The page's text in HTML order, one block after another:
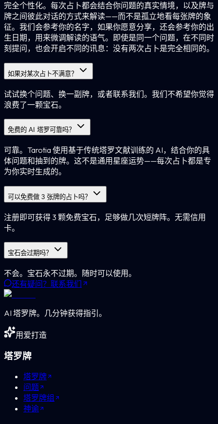
完全个性化。每次占卜都会结合你问题的真实情境，以及牌与
牌之间彼此对话的方式来解读——而不是孤立地看每张牌的象
征。我们会参考你的名字，如果你愿意分享，还会参考你的出
生日期，用来微调解读的语气。即使是同一个问题，在不同时
刻提问，也会开启不同的讯息：没有两次占卜是完全相同的。
如果对某次占卜不满意？
试试换个问题、换一副牌，或者联系我们。我们不希望你觉得
浪费了一颗宝石。
免费的 AI 塔罗可靠吗？
可靠。Tarotia 使用基于传统塔罗文献训练的 AI，结合你的具
体问题和抽到的牌。这不是通用星座运势——每次占卜都是专
为你实时生成的。
可以免费做 3 张牌的占卜吗？
注册即可获得 3 颗免费宝石，足够做几次短牌阵。无需信用
卡。
宝石会过期吗？
不会。宝石永不过期。随时可以使用。
还有疑问？联系我们
AI 塔罗牌。几分钟获得指引。
用爱打造
塔罗牌
塔罗牌
问题
塔罗牌组
神谕